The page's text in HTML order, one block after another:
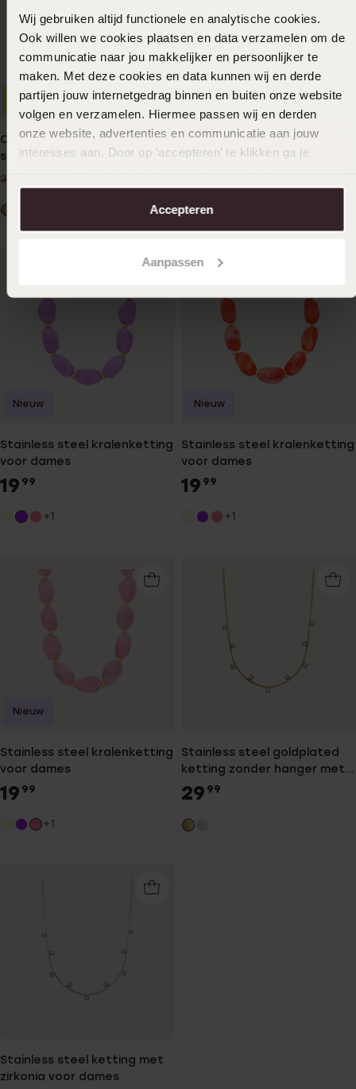
Wij gebruiken altijd functionele en analytische cookies.
Ook willen we cookies plaatsen en data verzamelen om de
communicatie naar jou makkelijker en persoonlijker te
maken. Met deze cookies en data kunnen wij en derde
partijen jouw internetgedrag binnen en buiten onze website
volgen en verzamelen. Hiermee passen wij en derden
onze website, advertenties en communicatie aan jouw
interesses aan. Door op ‘accepteren’ te klikken ga je
aanpassen. Lees er meer over in onscookiebeleid.
Accepteren
Aanpassen
Camille gerecycled stainless
steel 18 karaat goldplated
ketting voor dames
39.99
-20% Duurzamer
Myla stainless steel
goldplated ketting voor
Waterproof
Stainless steel kralenketting
voor dames
19 99
+1
Nieuw
Stainless steel kralenketting
voor dames
19 99
+1
Nieuw
Stainless steel kralenketting
voor dames
19 99
+1
Nieuw
Stainless steel goldplated
ketting zonder hanger met
zirkonia voor dames
29 99
Stainless steel ketting met
zirkonia voor dames